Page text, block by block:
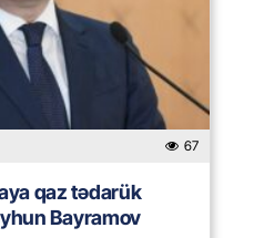
67
qaz tədarük
Bayramov